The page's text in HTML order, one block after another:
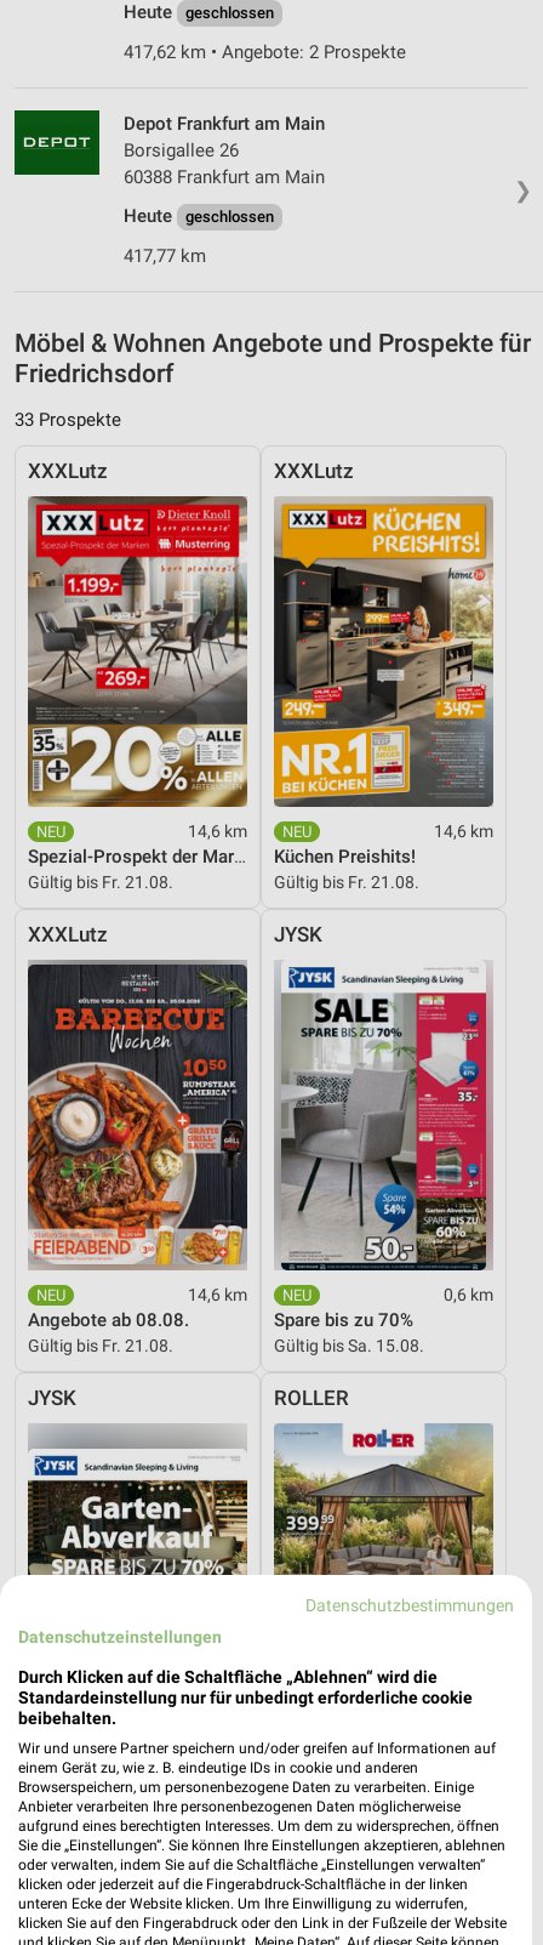
Heute
geschlossen
417,62 km • Angebote: 2 Prospekte
❯
Depot Frankfurt am Main
Borsigallee 26
60388 Frankfurt am Main
Heute
geschlossen
417,77 km
Möbel & Wohnen Angebote und Prospekte für
Friedrichsdorf
33 Prospekte
XXXLutz
14,6 km
Spezial-Prospekt der Marken
Gültig bis Fr. 21.08.
XXXLutz
14,6 km
Küchen Preishits!
Gültig bis Fr. 21.08.
XXXLutz
14,6 km
Angebote ab 08.08.
Gültig bis Fr. 21.08.
JYSK
0,6 km
Spare bis zu 70%
Gültig bis Sa. 15.08.
JYSK
0,6 km
Gartenabverkauf
Gültig bis Sa. 15.08.
ROLLER
6 km
Gartenliebe
Gültig bis Sa. 26.09.
porta porta
Datenschutzbestimmungen
Datenschutzeinstellungen
Durch Klicken auf die Schaltfläche „Ablehnen“ wird die
Standardeinstellung nur für unbedingt erforderliche cookie
beibehalten.
Wir und unsere Partner speichern und/oder greifen auf Informationen auf
einem Gerät zu, wie z. B. eindeutige IDs in cookie und anderen
Browserspeichern, um personenbezogene Daten zu verarbeiten. Einige
Anbieter verarbeiten Ihre personenbezogenen Daten möglicherweise
aufgrund eines berechtigten Interesses. Um dem zu widersprechen, öffnen
Sie die „Einstellungen“. Sie können Ihre Einstellungen akzeptieren, ablehnen
oder verwalten, indem Sie auf die Schaltfläche „Einstellungen verwalten“
klicken oder jederzeit auf die Fingerabdruck-Schaltfläche in der linken
unteren Ecke der Website klicken. Um Ihre Einwilligung zu widerrufen,
klicken Sie auf den Fingerabdruck oder den Link in der Fußzeile der Website